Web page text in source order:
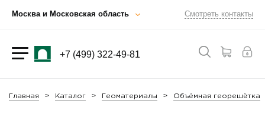
Москва и Московская область Смотреть контакты
+7 (499) 322-49-81
Главная Каталог Геоматериалы Объёмная георешётка